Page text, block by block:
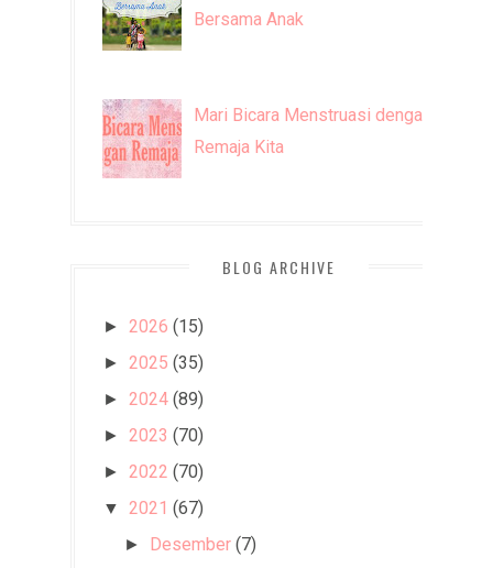
Bersama Anak
Mari Bicara Menstruasi dengan
Remaja Kita
BLOG ARCHIVE
► 2026 (15)
► 2025 (35)
► 2024 (89)
► 2023 (70)
► 2022 (70)
▼ 2021 (67)
► Desember (7)